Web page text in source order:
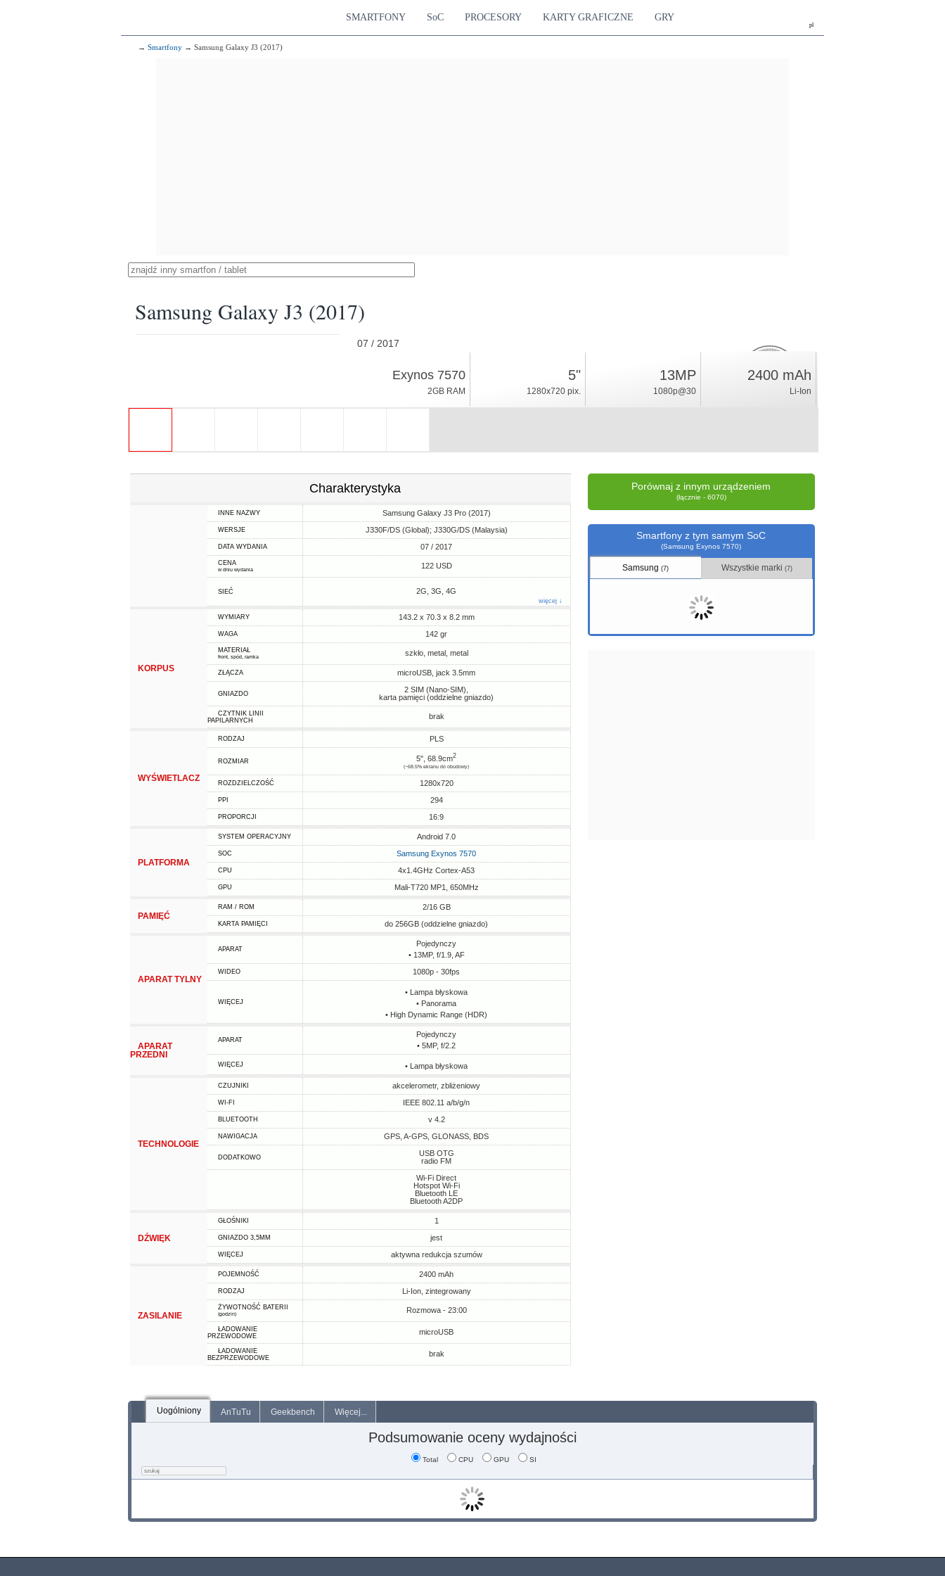
pl
SMARTFONY SoC PROCESORY KARTY GRAFICZNE GRY
→ Smartfony → Samsung Galaxy J3 (2017)
Samsung Galaxy J3 (2017)
07 / 2017
Android 7.0
1.8%
Exynos 7570
2GB RAM
5"
1280x720 pix.
13MP
1080p@30
2400 mAh
Li-Ion
Charakterystyka
INNE NAZWY Samsung Galaxy J3 Pro (2017)
WERSJE J330F/DS (Global); J330G/DS (Malaysia)
DATA WYDANIA 07 / 2017
CENA
w dniu wydania 122 USD
SIEĆ 2G, 3G, 4G
więcej ↓
KORPUS
WYMIARY 143.2 x 70.3 x 8.2 mm
WAGA 142 gr
MATERIAŁ
front, spód, ramka szkło, metal, metal
ZŁĄCZA microUSB, jack 3.5mm
GNIAZDO
2 SIM (Nano-SIM),
karta pamięci (oddzielne gniazdo)
CZYTNIK LINII
PAPILARNYCH
brak
WYŚWIETLACZ
RODZAJ PLS
ROZMIAR 5", 68.9cm2
(~68.5% ekranu do obudowy)
ROZDZIELCZOŚĆ 1280x720
PPI 294
PROPORCJI 16:9
PLATFORMA
SYSTEM OPERACYJNY Android 7.0
SOC Samsung Exynos 7570
CPU 4x1.4GHz Cortex-A53
GPU Mali-T720 MP1, 650MHz
PAMIĘĆ
RAM / ROM 2/16 GB
KARTA PAMIĘCI do 256GB (oddzielne gniazdo)
APARAT TYLNY
APARAT
Pojedynczy
• 13MP, f/1.9, AF
WIDEO 1080p - 30fps
WIĘCEJ
• Lampa błyskowa
• Panorama
• High Dynamic Range (HDR)
APARAT
PRZEDNI
APARAT
Pojedynczy
• 5MP, f/2.2
WIĘCEJ • Lampa błyskowa
TECHNOLOGIE
CZUJNIKI akcelerometr, zbliżeniowy
WI-FI IEEE 802.11 a/b/g/n
BLUETOOTH v 4.2
NAWIGACJA GPS, A-GPS, GLONASS, BDS
DODATKOWO
USB OTG
radio FM
Wi-Fi Direct
Hotspot Wi-Fi
Bluetooth LE
Bluetooth A2DP
DŹWIĘK
GŁOŚNIKI 1
GNIAZDO 3,5MM jest
WIĘCEJ aktywna redukcja szumów
ZASILANIE
POJEMNOŚĆ 2400 mAh
RODZAJ Li-Ion, zintegrowany
ŻYWOTNOŚĆ BATERII
(godzin) Rozmowa - 23:00
ŁADOWANIE
PRZEWODOWE
microUSB
ŁADOWANIE
BEZPRZEWODOWE
brak
Porównaj z innym urządzeniem
(łącznie - 6070)
Smartfony z tym samym SoC
(Samsung Exynos 7570)
Samsung(7) Wszystkie marki (7)
Uogólniony AnTuTu Geekbench Więcej...
Podsumowanie oceny wydajności
Total CPU GPU SI